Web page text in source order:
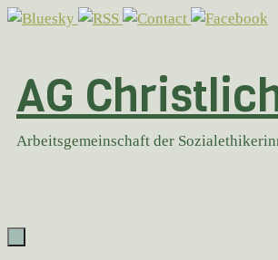
Zum
AG
Arbeitsgemeinschaft der